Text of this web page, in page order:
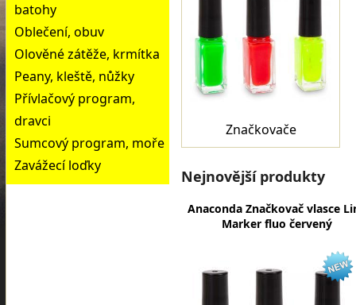
batohy
Oblečení, obuv
Olověné zátěže, krmítka
Peany, kleště, nůžky
Přívlačový program,
dravci
Sumcový program, moře
Zavážecí loďky
Značkovače
Nejnovější produkty
Anaconda Značkovač vlasce
Marker fluo červený